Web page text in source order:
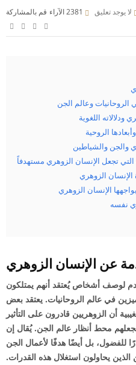
لا يوجد تعليق الآراء قم بالمشاركة
لوصف أشخاص يُعتقد أنهم يمتلكون
في عالم الروحانيات. يعتقد بعض
أن الزوهريين قادرون على التأثير
محط أنظار عالم الجن. يُقال إن
للفضول، بل أيضًا هدفًا لأعمال الجن
الذين يحاولون استغلال هذه القدرات.